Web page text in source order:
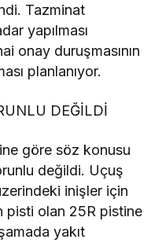
Tazminat
yapılması
onay duruşmasının
planlanıyor.
DEĞİLDİ
göre söz konusu
değildi. Uçuş
inişler için
pisti olan 25R pistine
yakıt